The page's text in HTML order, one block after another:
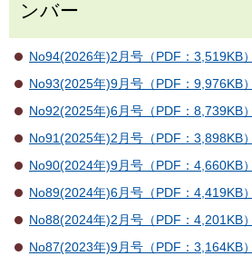
ンバー
No94(2026年)2月号（PDF：3,519KB）
No93(2025年)9月号（PDF：9,976KB）
No92(2025年)6月号（PDF：8,739KB）
No91(2025年)2月号（PDF：3,898KB）
No90(2024年)9月号（PDF：4,660KB）
No89(2024年)6月号（PDF：4,419KB）
No88(2024年)2月号（PDF：4,201KB）
No87(2023年)9月号（PDF：3,164KB）